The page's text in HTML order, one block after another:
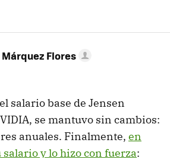
Flores
salario base de Jensen
se mantuvo sin cambios:
anuales. Finalmente, en
y lo hizo con fuerza: